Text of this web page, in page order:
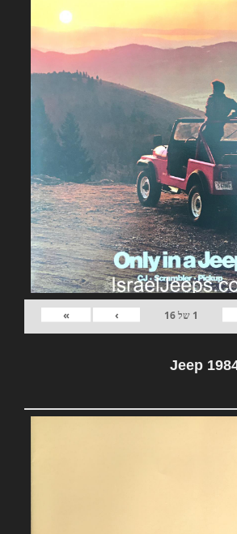
1 של16
›
»